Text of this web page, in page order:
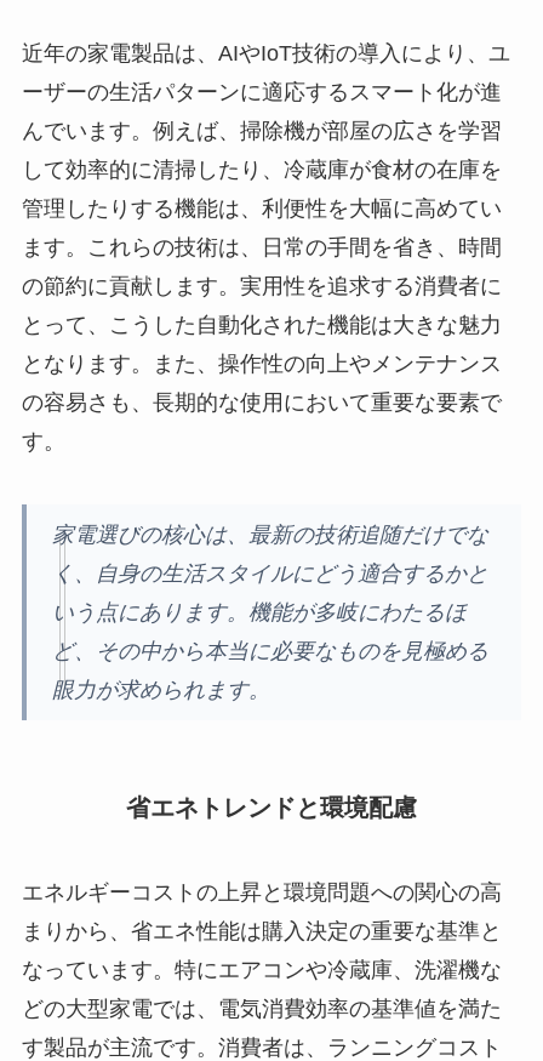
近年の家電製品は、AIやIoT技術の導入により、ユ
ーザーの生活パターンに適応するスマート化が進
んでいます。例えば、掃除機が部屋の広さを学習
して効率的に清掃したり、冷蔵庫が食材の在庫を
管理したりする機能は、利便性を大幅に高めてい
ます。これらの技術は、日常の手間を省き、時間
の節約に貢献します。実用性を追求する消費者に
とって、こうした自動化された機能は大きな魅力
となります。また、操作性の向上やメンテナンス
の容易さも、長期的な使用において重要な要素で
す。
家電選びの核心は、最新の技術追随だけでな
く、自身の生活スタイルにどう適合するかと
いう点にあります。機能が多岐にわたるほ
ど、その中から本当に必要なものを見極める
眼力が求められます。
省エネトレンドと環境配慮
エネルギーコストの上昇と環境問題への関心の高
まりから、省エネ性能は購入決定の重要な基準と
なっています。特にエアコンや冷蔵庫、洗濯機な
どの大型家電では、電気消費効率の基準値を満た
す製品が主流です。消費者は、ランニングコスト